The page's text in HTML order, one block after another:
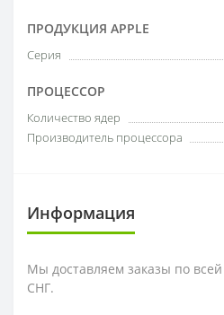
ПРОДУКЦИЯ APPLE
Серия
ПРОЦЕССОР
Количество ядер
Производитель процессора
Информация
Мы доставляем заказы по
СНГ.